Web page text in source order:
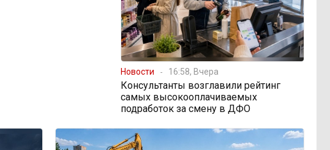
Новости 16:58, Вчера
Консультанты возглавили рейтинг
самых высокооплачиваемых
подработок за смену в ДФО